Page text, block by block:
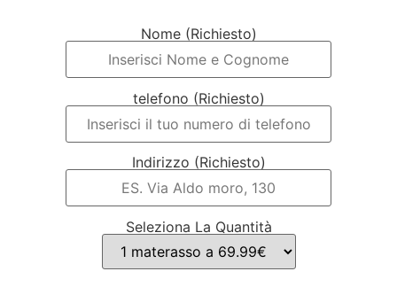
Nome (Richiesto)
telefono (Richiesto)
Indirizzo (Richiesto)
Seleziona La Quantità